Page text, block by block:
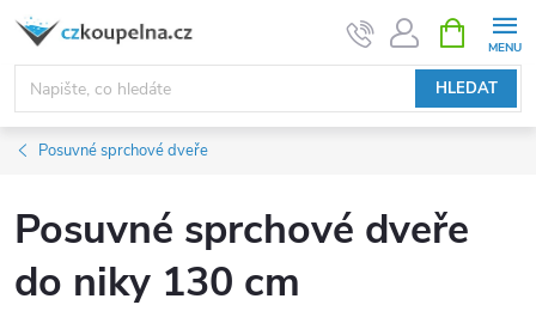
Přejít
obsah
HLEDAT
NÁKUPNÍ
KOŠÍK
Posuvné sprchové dveře
Posuvné sprchové dveře
do niky 130 cm